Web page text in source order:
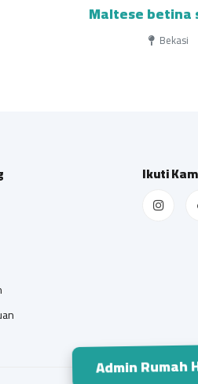
Maltese betina
Bekasi
Admin Rumah
Ikuti